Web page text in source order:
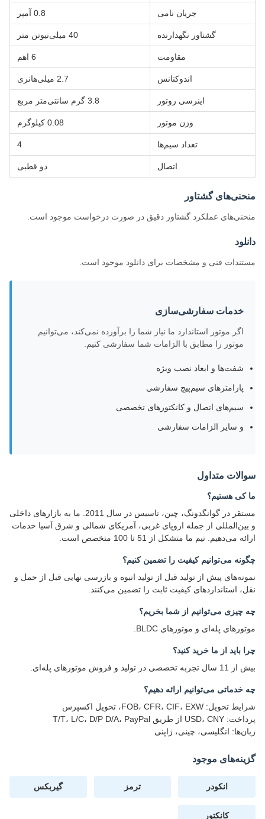
جریان نامی 0.8 آمپر
گشتاور نگهدارنده 40 میلی‌نیوتن متر
مقاومت
اندوکتانس 2.7 میلی‌هانری
اینرسی روتور 3.8 گرم سانتی‌متر مربع
وزن موتور 0.08 کیلوگرم
تعداد سیم‌ها 4
اتصال دو قطبی
منحنی‌های گشتاور
منحنی‌های عملکرد گشتاور دقیق در صورت درخواست موجود است.
دانلود
مستندات فنی و مشخصات برای دانلود موجود است.
خدمات سفارشی‌سازی
اگر موتور استاندارد ما نیاز شما را برآورده نمی‌کند، می‌توانیم
موتور را مطابق با الزامات شما سفارشی کنیم.
شفت‌ها و ابعاد نصب ویژه
پارامترهای سیم‌پیچ سفارشی
سیم‌های اتصال و کانکتورهای تخصصی
و سایر الزامات سفارشی
سوالات متداول
ما کی هستیم؟
مستقر در گوانگدونگ، چین، تاسیس در سال 2011. ما به بازارهای داخلی
و بین‌المللی از جمله اروپای غربی، آمریکای شمالی و شرق آسیا خدمات
ارائه می‌دهیم. تیم ما متشکل از 51 تا 100 متخصص است.
چگونه می‌توانیم کیفیت را تضمین کنیم؟
نمونه‌های پیش از تولید قبل از تولید انبوه و بازرسی نهایی قبل از حمل و
نقل، استانداردهای کیفیت ثابت را تضمین می‌کنند.
چه چیزی می‌توانیم از شما بخریم؟
موتورهای پله‌ای و موتورهای BLDC.
چرا باید از ما خرید کنید؟
بیش از 11 سال تجربه تخصصی در تولید و فروش موتورهای پله‌ای.
چه خدماتی می‌توانیم ارائه دهیم؟
شرایط تحویل: FOB، CFR، CIF، EXW، تحویل اکسپرس
پرداخت: USD، CNY از طریق T/T، L/C، D/P D/A، PayPal
زبان‌ها: انگلیسی، چینی، ژاپنی
گزینه‌های موجود
انکودر ترمز گیربکس
کانکتور